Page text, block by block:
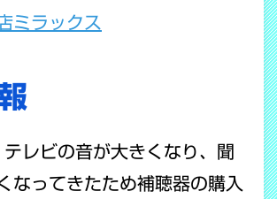
ミラックス
レビの音が大きくなり、聞
なってきたため補聴器の購入